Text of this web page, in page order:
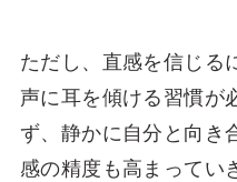
ただし、直感を信じる
声に耳を傾ける習慣が
ず、静かに自分と向き
感の精度も高まってい